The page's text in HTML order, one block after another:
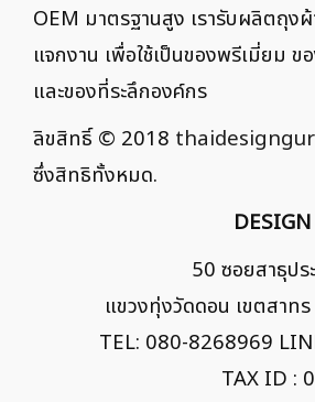
OEM มาตรฐานสูง เรารับผลิตถุงผ้
แจกงาน เพื่อใช้เป็นของพรีเมี่ยม
และของที่ระลึกองค์กร
ลิขสิทธิ์ © 2018
ซึ่งสิทธิทั้งหมด.
50 ซอยสาธุป
แขวงทุ่งวัดดอน เขตสาท
TEL: 080-8268969
TAX ID :